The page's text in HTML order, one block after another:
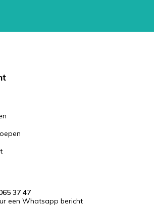
37 47
een Whatsapp bericht